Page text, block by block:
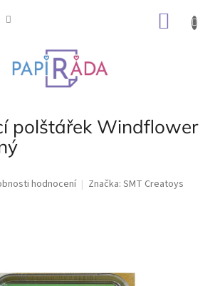
polštářek Windflower
hodnocení Značka: SMT Creatoys